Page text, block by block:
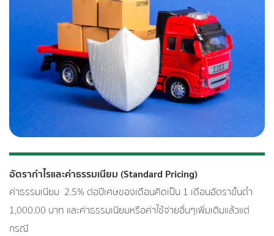
อัตรากำไรและค่าธรรมเนียม (Standard Pricing)
ค่าธรรมเนียม 2.5% ต่อปีเศษของเดือนคิดเป็น 1 เดือนอัตราขั้นต่ำ
1,000.00 บาท และค่าธรรมเนียมหรือค่าใช้จ่ายอื่นๆเพิ่มเติมแล้วแต่
กรณี